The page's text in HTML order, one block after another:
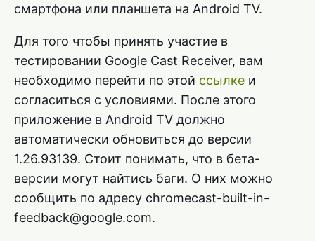
смартфона или планшета на Android TV.
Для того чтобы принять участие в
тестировании Google Cast Receiver, вам
необходимо перейти по этой ссылке и
согласиться с условиями. После этого
приложение в Android TV должно
автоматически обновиться до версии
1.26.93139. Стоит понимать, что в бета-
версии могут найтись баги. О них можно
сообщить по адресу chromecast-built-in-
feedback@google.com.